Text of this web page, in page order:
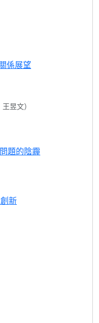
係展望
昱文）
題的陰霾
新